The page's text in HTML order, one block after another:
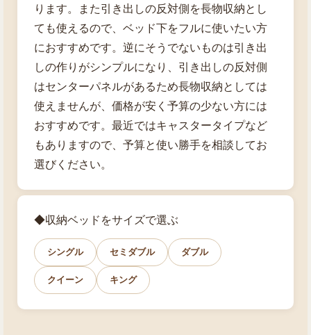
ります。また引き出しの反対側を長物収納とし
ても使えるので、ベッド下をフルに使いたい方
におすすめです。逆にそうでないものは引き出
しの作りがシンプルになり、引き出しの反対側
はセンターパネルがあるため長物収納としては
使えませんが、価格が安く予算の少ない方には
おすすめです。最近ではキャスタータイプなど
もありますので、予算と使い勝手を相談してお
選びください。
◆収納ベッドをサイズで選ぶ
シングル セミダブル ダブル
クイーン キング